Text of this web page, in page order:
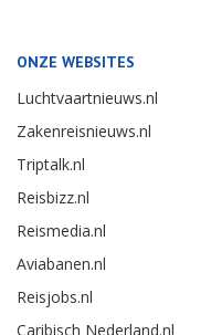
ONZE WEBSITES
Luchtvaartnieuws.nl
Zakenreisnieuws.nl
Triptalk.nl
Reisbizz.nl
Reismedia.nl
Aviabanen.nl
Reisjobs.nl
Caribisch Nederland.nl